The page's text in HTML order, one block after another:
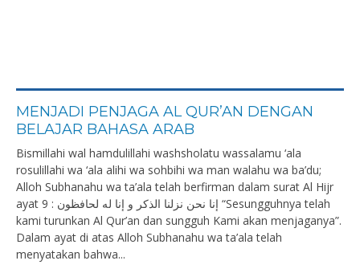
MENJADI PENJAGA AL QUR’AN DENGAN
BELAJAR BAHASA ARAB
Bismillahi wal hamdulillahi washsholatu wassalamu ‘ala
rosulillahi wa ‘ala alihi wa sohbihi wa man walahu wa ba’du;
Alloh Subhanahu wa ta’ala telah berfirman dalam surat Al Hijr
ayat 9 : إنا نحن نزلنا الذكر و إنا له لحافظون “Sesungguhnya telah
kami turunkan Al Qur’an dan sungguh Kami akan menjaganya”.
Dalam ayat di atas Alloh Subhanahu wa ta’ala telah
menyatakan bahwa...